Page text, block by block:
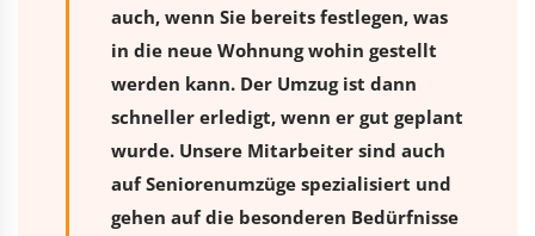
auch, wenn Sie bereits festlegen, was
in die neue Wohnung wohin gestellt
werden kann. Der Umzug ist dann
schneller erledigt, wenn er gut geplant
wurde. Unsere Mitarbeiter sind auch
auf Seniorenumzüge spezialisiert und
gehen auf die besonderen Bedürfnisse